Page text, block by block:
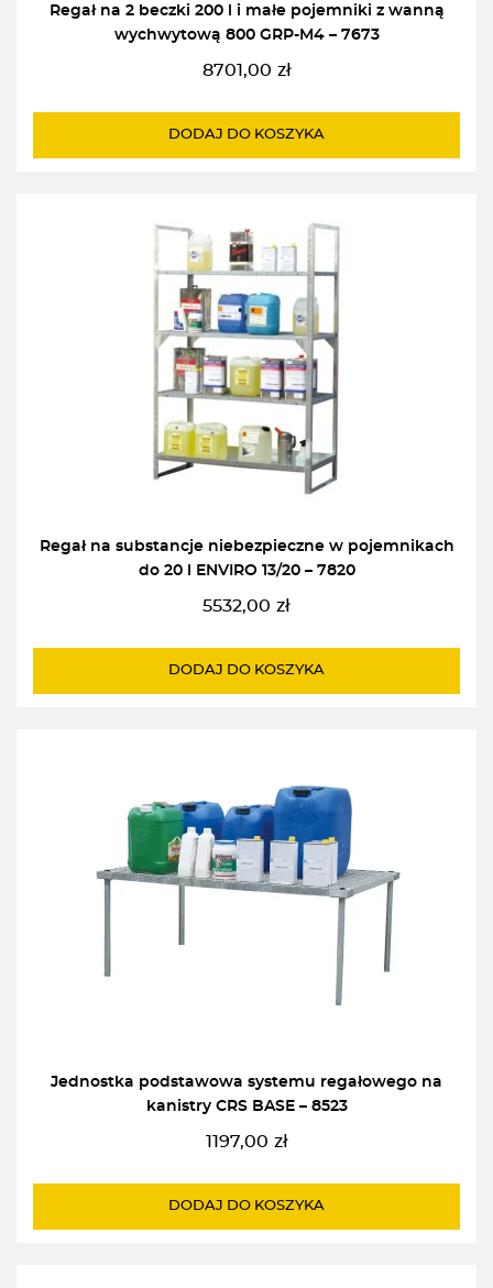
Regał na 2 beczki 200 l i małe pojemniki z wanną
wychwytową 800 GRP-M4 – 7673
8701,00 zł
DODAJ DO KOSZYKA
Regał na substancje niebezpieczne w pojemnikach
do 20 l ENVIRO 13/20 – 7820
5532,00 zł
DODAJ DO KOSZYKA
Jednostka podstawowa systemu regałowego na
kanistry CRS BASE – 8523
1197,00 zł
DODAJ DO KOSZYKA